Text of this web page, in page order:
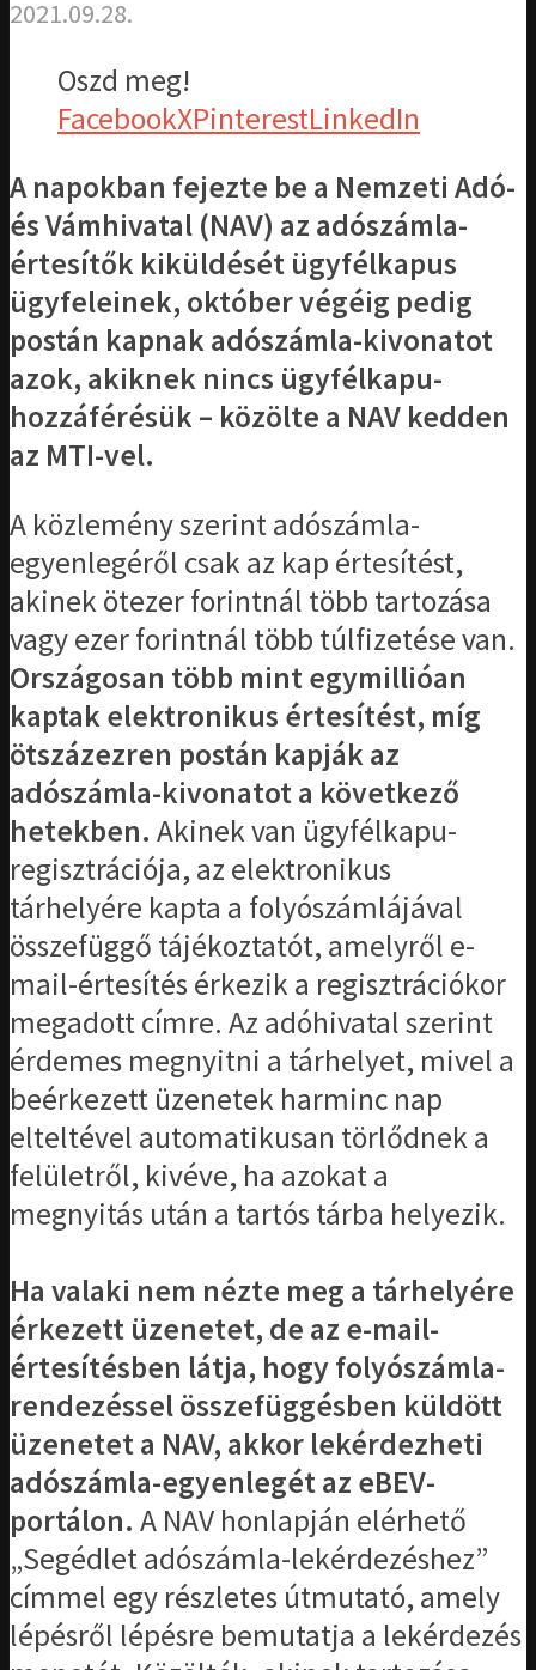
2021.09.28.
Oszd meg!
FacebookXPinterestLinkedIn
A napokban fejezte be a Nemzeti Adó-
és Vámhivatal (NAV) az adószámla-
értesítők kiküldését ügyfélkapus
ügyfeleinek, október végéig pedig
postán kapnak adószámla-kivonatot
azok, akiknek nincs ügyfélkapu-
hozzáférésük – közölte a NAV kedden
az MTI-vel.
A közlemény szerint adószámla-
egyenlegéről csak az kap értesítést,
akinek ötezer forintnál több tartozása
vagy ezer forintnál több túlfizetése van.
Országosan több mint egymillióan
kaptak elektronikus értesítést, míg
ötszázezren postán kapják az
adószámla-kivonatot a következő
hetekben. Akinek van ügyfélkapu-
regisztrációja, az elektronikus
tárhelyére kapta a folyószámlájával
összefüggő tájékoztatót, amelyről e-
mail-értesítés érkezik a regisztrációkor
megadott címre. Az adóhivatal szerint
érdemes megnyitni a tárhelyet, mivel a
beérkezett üzenetek harminc nap
elteltével automatikusan törlődnek a
felületről, kivéve, ha azokat a
megnyitás után a tartós tárba helyezik.
Ha valaki nem nézte meg a tárhelyére
érkezett üzenetet, de az e-mail-
értesítésben látja, hogy folyószámla-
rendezéssel összefüggésben küldött
üzenetet a NAV, akkor lekérdezheti
adószámla-egyenlegét az eBEV-
portálon. A NAV honlapján elérhető
„Segédlet adószámla-lekérdezéshez”
címmel egy részletes útmutató, amely
lépésről lépésre bemutatja a lekérdezés